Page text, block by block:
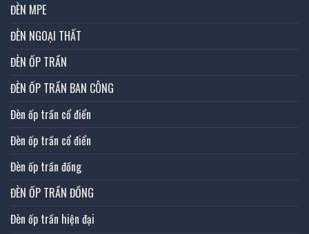
ĐÈN MPE
ĐÈN NGOẠI THẤT
ĐÈN ỐP TRẦN
ĐÈN ỐP TRẦN BAN CÔNG
Đèn ốp trần cổ điển
Đèn ốp trần cổ điển
Đèn ốp trần đồng
ĐÈN ỐP TRẦN ĐỒNG
Đèn ốp trần hiện đại